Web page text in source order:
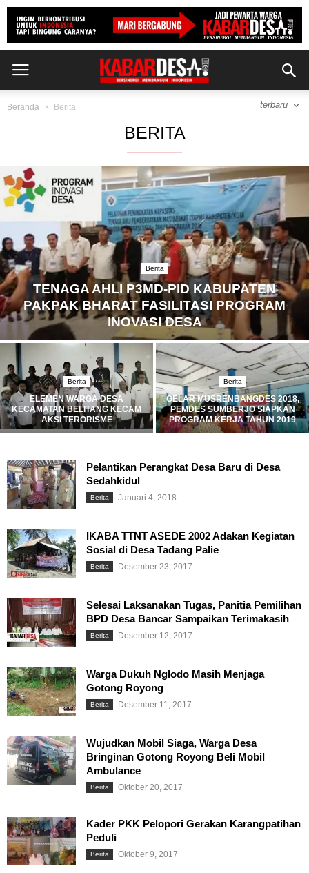
Beranda Berita terbaru
BERITA
Berita
TENAGA AHLI P3MD-PID KABUPATEN
PAKPAK BHARAT FASILITASI PROGRAM
INOVASI DESA
Berita
ELEMEN WARGA DESA
KECAMATAN BELITANG KECAM
AKSI TERORISME
Berita
GELAR MUSRENBANGDES 2018,
PEMDES SUMBERJO SIAPKAN
PROGRAM KERJA TAHUN 2019
Pelantikan Perangkat Desa Baru di Desa
Sedahkidul
Berita Januari 4, 2018
IKABA TTNT ASEDE 2002 Adakan Kegiatan
Sosial di Desa Tadang Palie
Berita Desember 23, 2017
Selesai Laksanakan Tugas, Panitia Pemilihan
BPD Desa Bancar Sampaikan Terimakasih
Berita Desember 12, 2017
Warga Dukuh Nglodo Masih Menjaga
Gotong Royong
Berita Desember 11, 2017
Wujudkan Mobil Siaga, Warga Desa
Bringinan Gotong Royong Beli Mobil
Ambulance
Berita Oktober 20, 2017
Kader PKK Pelopori Gerakan Karangpatihan
Peduli
Berita Oktober 9, 2017